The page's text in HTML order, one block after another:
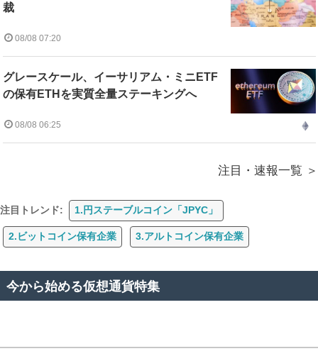
裁
08/08 07:20
グレースケール、イーサリアム・ミニETF
の保有ETHを実質全量ステーキングへ
08/08 06:25
注目・速報一覧
注目トレンド: 1.円ステーブルコイン「JPYC」
2.ビットコイン保有企業 3.アルトコイン保有企業
今から始める仮想通貨特集